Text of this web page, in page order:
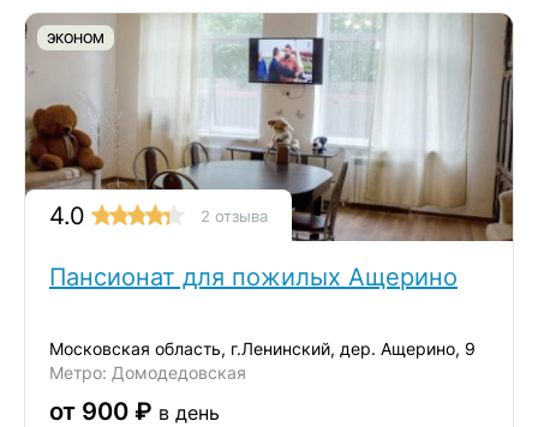
ЭКОНОМ
4.0 2 отзыва
Пансионат для пожилых Ащерино
Московская область, г.Ленинский, дер. Ащерино, 9
Метро: Домодедовская
от 900 ₽ в день